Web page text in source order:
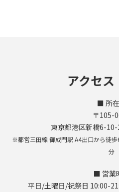
アクセス
■ 所
〒105-
東京都港区新橋6-
※都営三田線 御成門駅 A4出口から徒
分
■ 営業
平日/土曜日/祝祭日 10:00-